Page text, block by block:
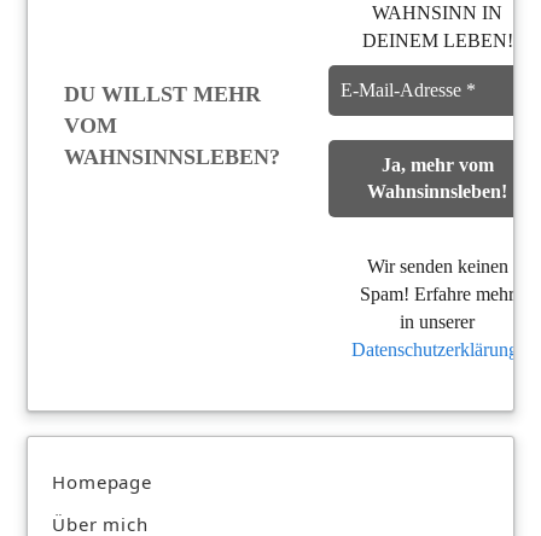
DU WILLST MEHR
VOM
WAHNSINNSLEBEN?
WAHNSINN IN
DEINEM LEBEN!
Wir senden keinen
Spam! Erfahre mehr
in unserer
Datenschutzerklärung
Homepage
Über mich